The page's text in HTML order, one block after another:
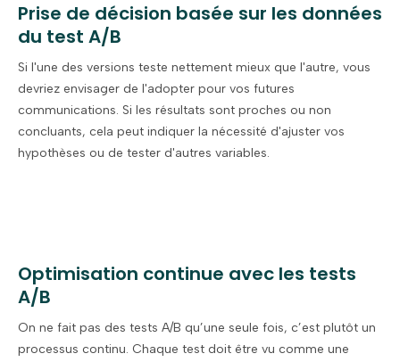
Prise de décision basée sur les données
du test A/B
Si l'une des versions teste nettement mieux que l'autre, vous
devriez envisager de l'adopter pour vos futures
communications. Si les résultats sont proches ou non
concluants, cela peut indiquer la nécessité d'ajuster vos
hypothèses ou de tester d'autres variables.
Optimisation continue avec les tests
A/B
On ne fait pas des tests A/B qu’une seule fois, c’est plutôt un
processus continu. Chaque test doit être vu comme une